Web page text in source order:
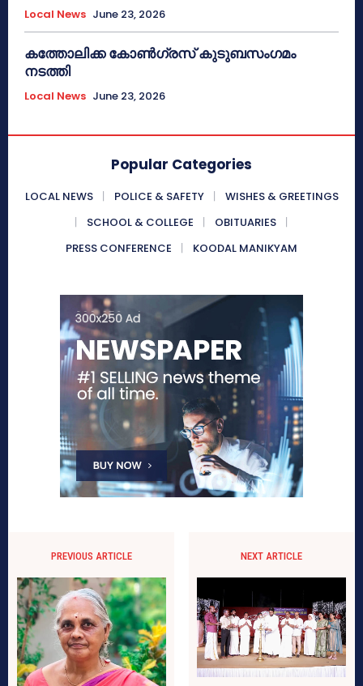
Local News June 23, 2026
കത്തോലിക്ക കോൺഗ്രസ് കുടുബസംഗമം
നടത്തി
Local News June 23, 2026
Popular Categories
LOCAL NEWS POLICE & SAFETY
WISHES & GREETINGS
SCHOOL & COLLEGE
OBITUARIES
PRESS CONFERENCE
KOODAL MANIKYAM
PREVIOUS ARTICLE NEXT ARTICLE